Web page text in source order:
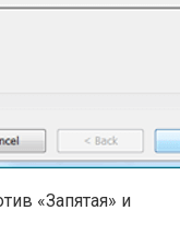
«Запятая» и